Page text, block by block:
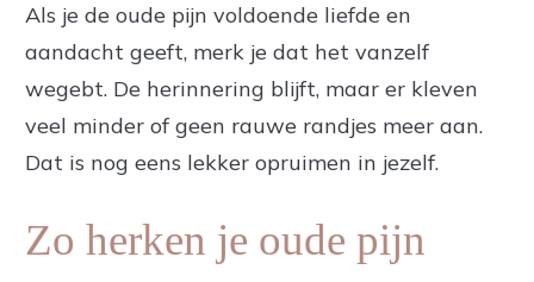
Als je de oude pijn voldoende liefde en
aandacht geeft, merk je dat het vanzelf
wegebt. De herinnering blijft, maar er kleven
veel minder of geen rauwe randjes meer aan.
Dat is nog eens lekker opruimen in jezelf.
Zo herken je oude pijn